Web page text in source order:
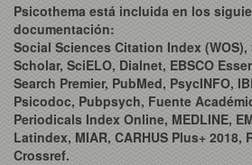
Psicothema está incluida en los
documentación:
Social Sciences Citation Index
Scholar, SciELO, Dialnet, EBSCO
Search Premier, PubMed, PsycINFO,
Psicodoc, Pubpsych, Fuente
Periodicals Index Online, MEDLINE,
Latindex, MIAR, CARHUS Plus+ 2018,
Crossref.